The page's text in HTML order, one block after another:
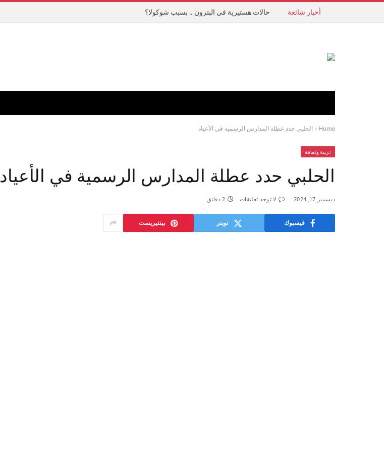
أخبار شائعة حالات هستيرية في البترون .. بسبب شوكولا؟
Home
» الحلبي حدد عطلة المدارس الرسمية في الأعياد
تربية وثقافة
الحلبي حدد عطلة المدارس الرسمية في الأعياد
ديسمبر 17, 2024 لا توجد تعليقات 2 دقائق
فيسبوك تويتر بينتيريست